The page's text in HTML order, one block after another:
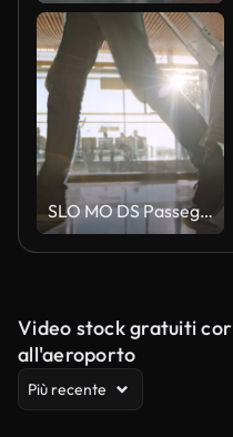
SLO MO DS Passeggero che attraversa il terminal dell'aeroporto con una borsa da viaggio a ruote e il sole che splende dietro di lui
Video stock gratuiti
all'aeroporto
Più recente